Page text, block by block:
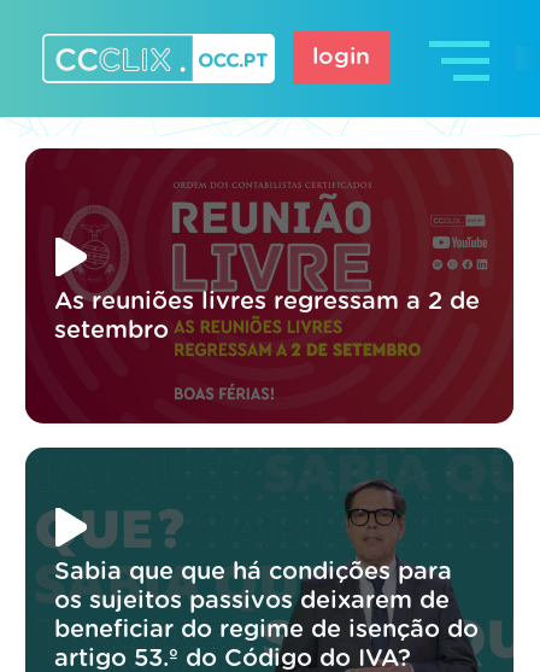
content
login
As reuniões livres regressam a 2 de
setembro
Sabia que que há condições para
os sujeitos passivos deixarem de
beneficiar do regime de isenção do
artigo 53.º do Código do IVA?